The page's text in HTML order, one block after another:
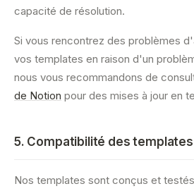
capacité de résolution.
Si vous rencontrez des problèmes
vos templates en raison d'un
nous vous recommandons de
de Notion pour des mises à jour en
5. Compatibilité des templates
Nos templates sont conçus et